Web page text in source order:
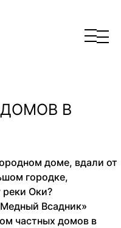
В
доме, вдали от
городке,
реки Оки?
Всадник»
частных домов в